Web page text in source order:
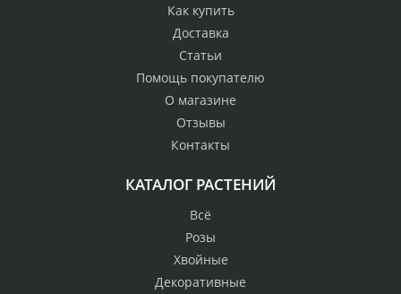
Как купить
Доставка
Статьи
Помощь покупателю
О магазине
Отзывы
Контакты
КАТАЛОГ РАСТЕНИЙ
Всё
Розы
Хвойные
Декоративные